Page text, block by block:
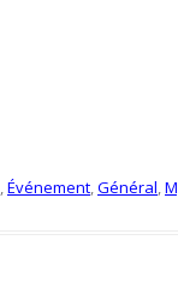
,Événement,Général,